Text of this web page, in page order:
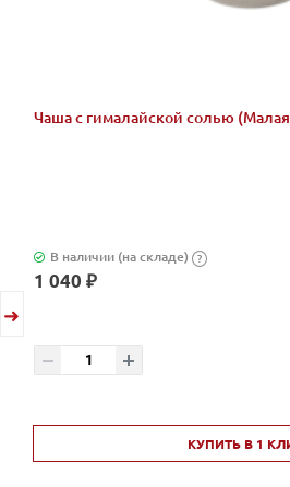
Чаша с гималайской солью
В наличии (на складе) ?
1 040 ₽
КУПИТЬ В 1